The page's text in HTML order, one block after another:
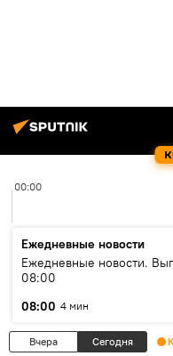
00:00
Ежедневные новости
Ежедневные новости.
08:00
08:00 4 мин
Вчера Сегодня